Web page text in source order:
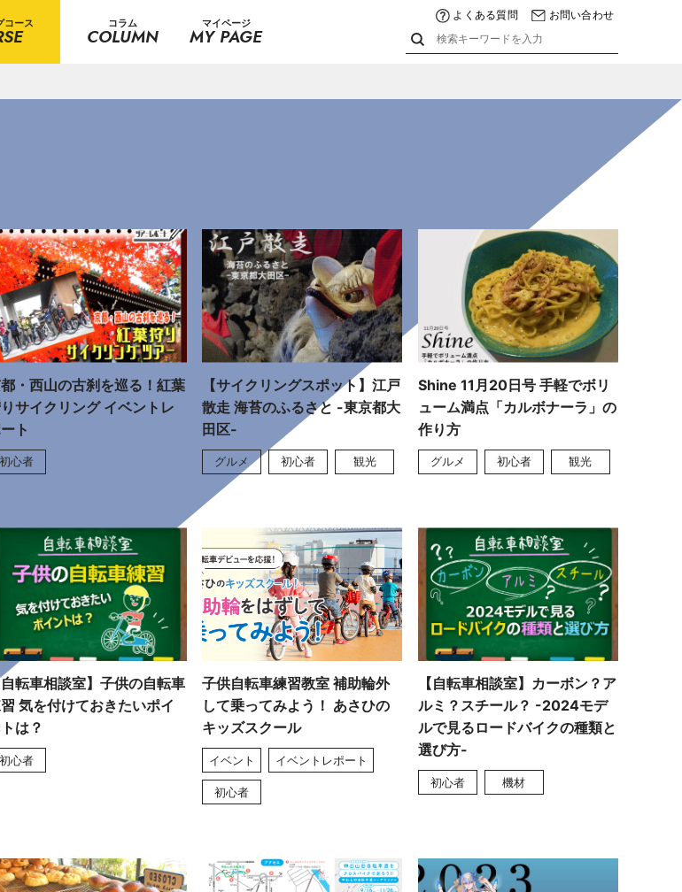
コース コラム
COLUMN
マイページ
MY PAGE
よくある質問 お問い合わせ
・西山の古刹を巡る！紅葉
サイクリング イベントレ
ト
初心者
【サイクリングスポット】江戸
散走 海苔のふるさと -東京都大
田区-
グルメ 初心者 観光
Shine 11月20日号 手軽でボリ
ューム満点「カルボナーラ」の
作り方
グルメ 初心者 観光
転車相談室】子供の自転車
気を付けておきたいポイ
は？
初心者
子供自転車練習教室 補助輪外
して乗ってみよう！ あさひの
キッズスクール
イベント イベントレポート
初心者
【自転車相談室】カーボン？ア
ルミ？スチール？ -2024モデ
ルで見るロードバイクの種類と
選び方-
初心者 機材